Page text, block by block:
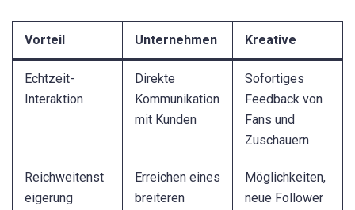
Vorteil Unternehmen Kreative
Echtzeit-
Interaktion
Direkte
Kommunikation
mit Kunden
Sofortiges
Feedback von
Fans und
Zuschauern
Reichweitenst
eigerung
Erreichen eines
breiteren
Möglichkeiten,
neue Follower